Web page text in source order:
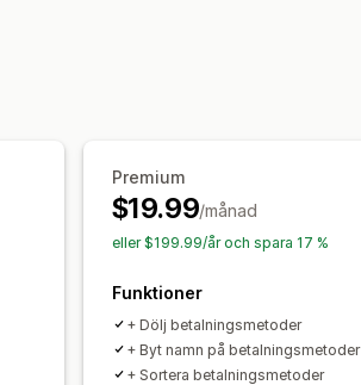
Premium
$19.99/månad
eller $199.99/år och spara 17 %
Funktioner
+ Dölj betalningsmetoder
+ Byt namn på betalningsmetoder
+ Sortera betalningsmetoder